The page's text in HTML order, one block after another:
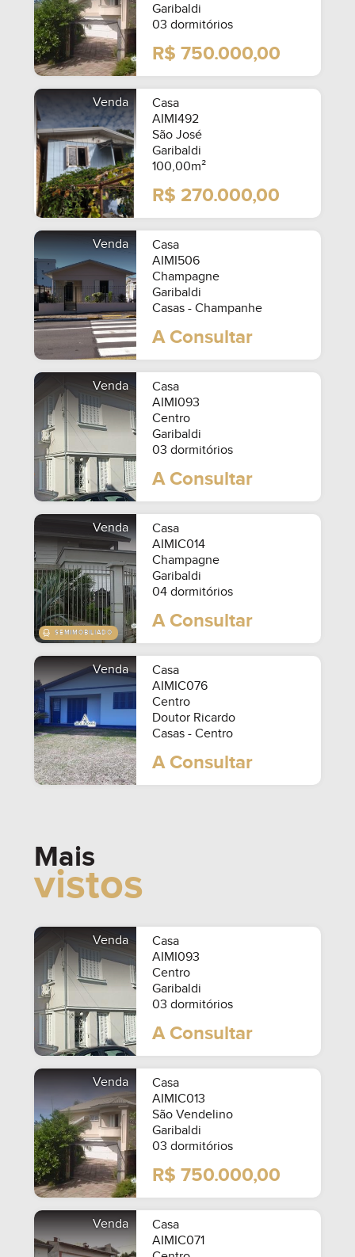
Garibaldi
03 dormitórios
R$ 750.000,00
Venda
Casa
AIMI492
São José
Garibaldi
100,00m²
R$ 270.000,00
Venda
Casa
AIMI506
Champagne
Garibaldi
Casas - Champanhe
A Consultar
Venda
Casa
AIMI093
Centro
Garibaldi
03 dormitórios
A Consultar
SEMIMOBILIADO
Venda
Casa
AIMIC014
Champagne
Garibaldi
04 dormitórios
A Consultar
Venda
Casa
AIMIC076
Centro
Doutor Ricardo
Casas - Centro
A Consultar
Mais
vistos
Venda
Casa
AIMI093
Centro
Garibaldi
03 dormitórios
A Consultar
Venda
Casa
AIMIC013
São Vendelino
Garibaldi
03 dormitórios
R$ 750.000,00
Venda
Casa
AIMIC071